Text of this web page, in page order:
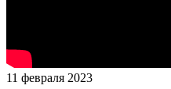
11 февраля 2023